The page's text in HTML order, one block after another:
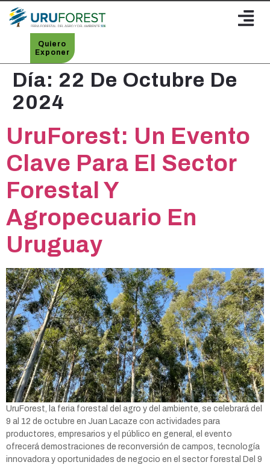
Quiero
Exponer
Día: 22 De Octubre De
2024
UruForest: Un Evento
Clave Para El Sector
Forestal Y
Agropecuario En
Uruguay
UruForest, la feria forestal del agro y del ambiente, se celebrará del
9 al 12 de octubre en Juan Lacaze con actividades para
productores, empresarios y el público en general, el evento
ofrecerá demostraciones de reconversión de campos, tecnología
innovadora y oportunidades de negocio en el sector forestal Del 9